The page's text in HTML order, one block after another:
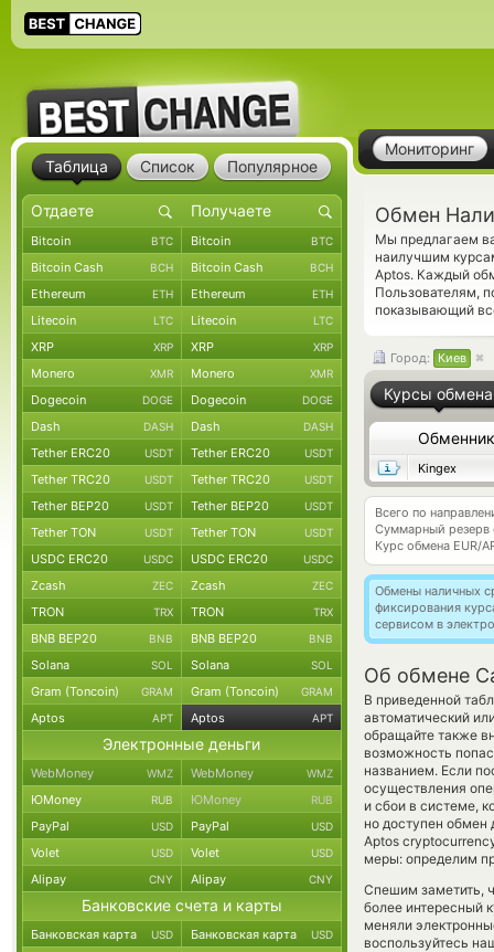
Мониторинг
Обмен
Мы предлагаем
наилучшим
Aptos. Каждый
Пользователям,
показывающий
Город: Киев
Курсы обмена
Обменник
Kingex
Всего по
Суммарный резерв
Курс обмена EUR/
Обмены наличных
фиксирования
сервисом в
Об обмене
В приведенной
автоматический
обращайте также
возможность
названием. Если
осуществления
и сбои в системе,
но доступен обмен
Aptos
меры: определим
Спешим заметить,
более интересный
меняли
воспользуйтесь
Таблица Список Популярное
Bitcoin BTC Bitcoin BTC
Bitcoin Cash BCH Bitcoin Cash BCH
Ethereum ETH Ethereum ETH
Litecoin LTC Litecoin LTC
XRP XRP XRP XRP
Monero XMR Monero XMR
Dogecoin DOGE Dogecoin DOGE
Dash DASH Dash DASH
Tether ERC20 USDT Tether ERC20 USDT
Tether TRC20 USDT Tether TRC20 USDT
Tether BEP20 USDT Tether BEP20 USDT
Tether TON USDT Tether TON USDT
USDC ERC20 USDC USDC ERC20 USDC
Zcash ZEC Zcash ZEC
TRON TRX TRON TRX
BNB BEP20 BNB BNB BEP20 BNB
Solana SOL Solana SOL
Gram (Toncoin) GRAM Gram (Toncoin) GRAM
Aptos APT Aptos APT
Электронные деньги
WebMoney WMZ WebMoney WMZ
ЮMoney RUB ЮMoney RUB
PayPal USD PayPal USD
Volet USD Volet USD
Alipay CNY Alipay CNY
Банковские счета и карты
Банковская карта USD Банковская карта USD